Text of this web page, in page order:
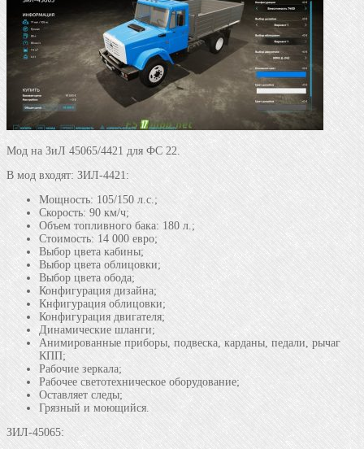
Мод на ЗиЛ 45065/4421 для ФС 22.
В мод входят: ЗИЛ-4421:
Мощность: 105/150 л.с.;
Скорость: 90 км/ч;
Объем топливного бака: 180 л.;
Стоимость: 14 000 евро;
Выбор цвета кабины;
Выбор цвета облицовки;
Выбор цвета обода;
Конфигурация дизайна;
Кнфигурация облицовки;
Конфигурация двигателя;
Динамические шланги;
Анимированные приборы, подвеска, карданы, педали, рычаг
КПП;
Рабочие зеркала;
Рабочее светотехническое оборудование;
Оставляет следы;
Грязный и моющийся.
ЗИЛ-45065: